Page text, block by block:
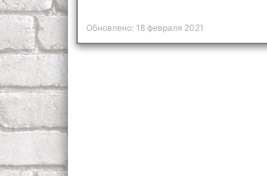
Обновлено: 18 февраля 2021